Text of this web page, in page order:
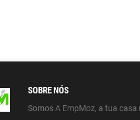
SOBRE NÓS
Somos A EmpMoz, a tua